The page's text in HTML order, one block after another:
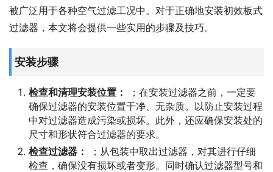
被广泛用于各种空气过滤工况中。对于正确地安装初效板式
过滤器，本文将会提供一些实用的步骤及技巧。
安装步骤
检查和清理安装位置：
；在安装过滤器之前，一定要
确保过滤器的安装位置干净、无杂质。以防止安装过程
中对过滤器造成污染或损坏。此外，还应确保安装处的
尺寸和形状符合过滤器的要求。
检查过滤器：
；从包装中取出过滤器，对其进行仔细
检查，确保没有损坏或者变形。同时确认过滤器型号和